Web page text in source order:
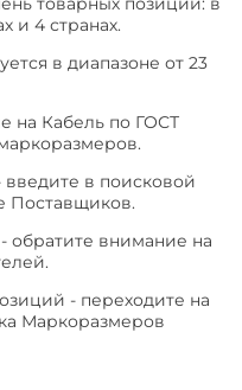
и 4 странах.
в диапазоне от 23
на Кабель по ГОСТ
в поисковой
Поставщиков.
- обратите внимание на
- переходите на
Маркоразмеров